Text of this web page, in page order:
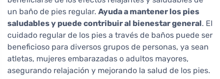
un baño de pies regular. Ayuda a mantener los pies
saludables y puede contribuir al bienestar general. El
cuidado regular de los pies a través de baños puede ser
beneficioso para diversos grupos de personas, ya sean
atletas, mujeres embarazadas o adultos mayores,
asegurando relajación y mejorando la salud de los pies.